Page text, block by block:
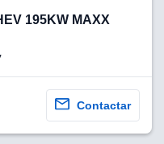
195KW MAXX
Contactar